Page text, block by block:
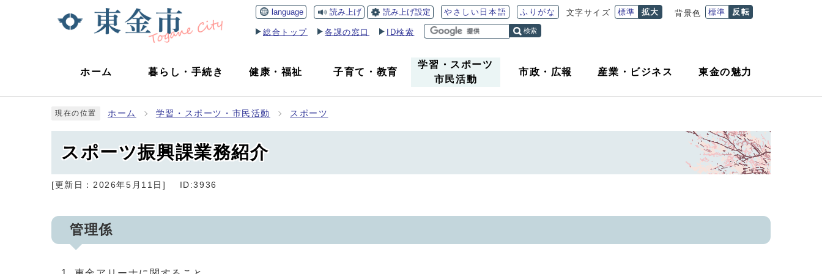
language 読み上げ 読み上げ設定 やさしい日本語 ふりがな 文字サイズ 標準 拡大 背景色 標準 反転
総合トップ 各課の窓口 ID検索 検索
ホーム 暮らし ・ 手続き 健康 ・福祉 子育て ・ 教育
学習・スポーツ
市民活動
市政 ・ 広報 産業 ・ ビジネス 東金の魅力
現在の位置 ホーム 学習・スポーツ・市民活動 スポーツ
スポーツ振興課業務紹介
[更新日： 2026年5月11日 ] ID:3936
管理係